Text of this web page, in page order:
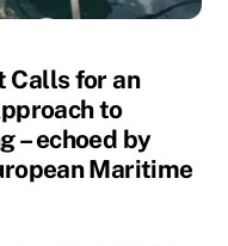
Calls for an
to
– echoed by
Maritime